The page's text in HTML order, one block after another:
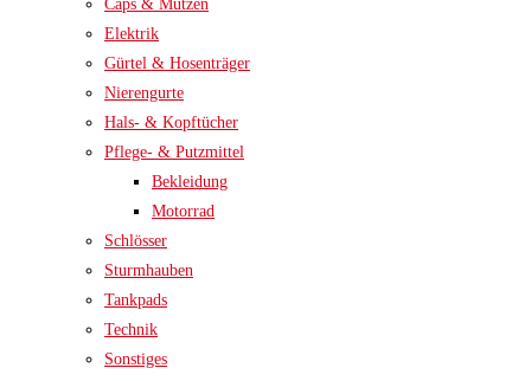
Caps & Mützen
Elektrik
Gürtel & Hosenträger
Nierengurte
Hals- & Kopftücher
Pflege- & Putzmittel
Bekleidung
Motorrad
Schlösser
Sturmhauben
Tankpads
Technik
Sonstiges